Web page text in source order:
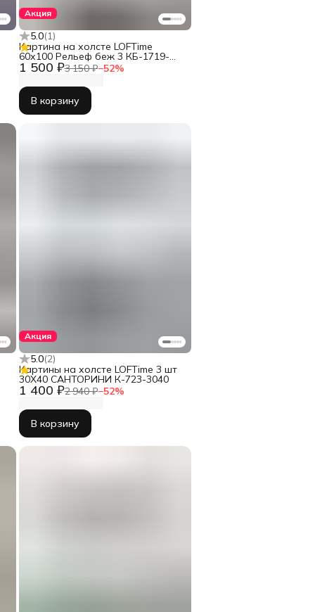
Акция
5.0(1)
1 500 ₽3 150 ₽−52%
Картина на холсте LOFTime
60х100 Рельеф беж 3 КБ-1719-
60100
В корзину
Акция
5.0(2)
1 400 ₽2 940 ₽−52%
Картины на холсте LOFTime 3 шт
30Х40 САНТОРИНИ К-723-3040
В корзину